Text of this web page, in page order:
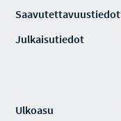
Saavutettavuustiedot
Julkaisutiedot
Ulkoasu